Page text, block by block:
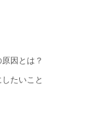
因とは？
たいこと